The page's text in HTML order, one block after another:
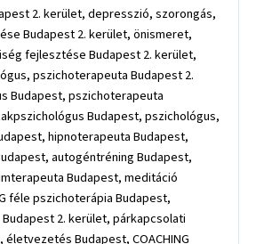
2. kerület, depresszió, szorongás,
Budapest 2. kerület, önismeret,
fejlesztése Budapest 2. kerület,
pszichoterapeuta Budapest 2.
Budapest, pszichoterapeuta
Budapest, pszichológus,
hipnoterapeuta Budapest,
autogéntréning Budapest,
Budapest, meditáció
féle pszichoterápia Budapest,
2. kerület, párkapcsolati
Budapest, COACHING